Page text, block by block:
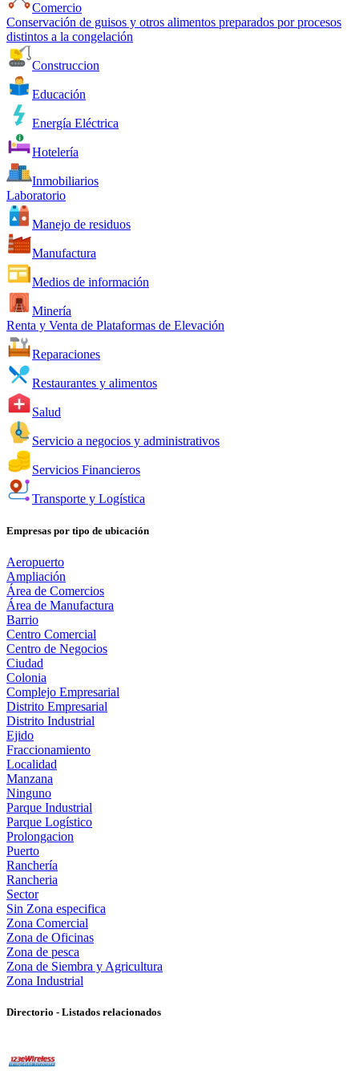
Comercio
Conservación de guisos y otros alimentos preparados por procesos
distintos a la congelación
Construccion
Educación
Energía Eléctrica
Hotelería
Inmobiliarios
Laboratorio
Manejo de residuos
Manufactura
Medios de información
Minería
Renta y Venta de Plataformas de Elevación
Reparaciones
Restaurantes y alimentos
Salud
Servicio a negocios y administrativos
Servicios Financieros
Transporte y Logística
Empresas por tipo de ubicación
Aeropuerto
Ampliación
Área de Comercios
Área de Manufactura
Barrio
Centro Comercial
Centro de Negocios
Ciudad
Colonia
Complejo Empresarial
Distrito Empresarial
Distrito Industrial
Ejido
Fraccionamiento
Localidad
Manzana
Ninguno
Parque Industrial
Parque Logístico
Prolongacion
Puerto
Ranchería
Rancheria
Sector
Sin Zona especifica
Zona Comercial
Zona de Oficinas
Zona de pesca
Zona de Siembra y Agricultura
Zona Industrial
Directorio - Listados relacionados